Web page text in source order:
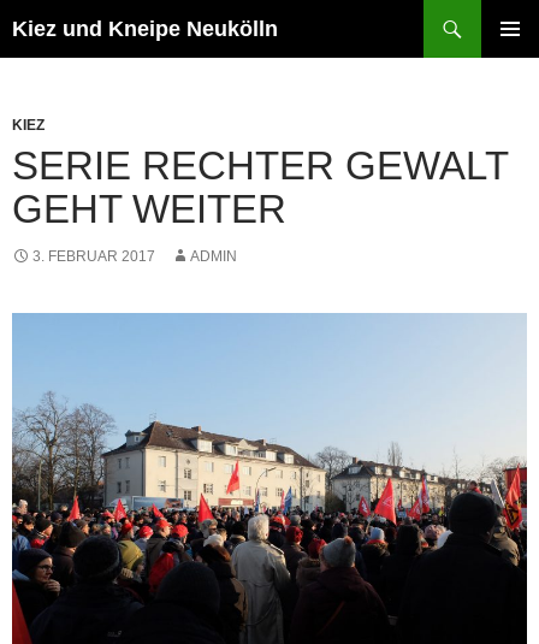
Inhalt
Kiez und Kneipe Neukölln
KIEZ
SERIE RECHTER GEWALT
GEHT WEITER
3. FEBRUAR 2017 ADMIN